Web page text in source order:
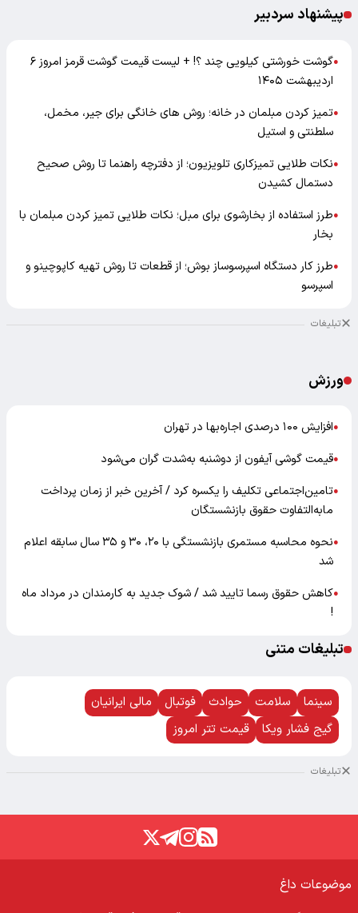
پیشنهاد سردبیر
●
گوشت خورشتی کیلویی چند ؟! + لیست قیمت گوشت قرمز امروز ۶
اردیبهشت ۱۴۰۵
●تمیز کردن مبلمان در خانه؛ روش های خانگی برای جیر، مخمل،
سلطنتی و استیل
●نکات طلایی تمیزکاری تلویزیون؛ از دفترچه راهنما تا روش صحیح
دستمال کشیدن
●طرز استفاده از بخارشوی برای مبل؛ نکات طلایی تمیز کردن مبلمان با
بخار
●طرز کار دستگاه اسپرسوساز بوش؛ از قطعات تا روش تهیه کاپوچینو و
اسپرسو
تبلیغات
ورزش
●افزایش ۱۰۰ درصدی اجاره‌بها در تهران
●قیمت گوشی آیفون از دوشنبه به‌شدت گران‌ می‌شود
●تامین‌اجتماعی تکلیف را یکسره کرد / آخرین خبر از زمان پرداخت
مابه‌التفاوت حقوق بازنشستگان
●
نحوه محاسبه مستمری بازنشستگی با ۲۰، ۳۰ و ۳۵ سال سابقه اعلام
شد
●کاهش حقوق رسما تایید شد / شوک جدید به کارمندان در مرداد ماه
!
تبلیغات متنی
سینما سلامت حوادث فوتبال
مالی ایرانیان
گیج فشار ویکا
قیمت تتر امروز
تبلیغات
موضوعات داغ